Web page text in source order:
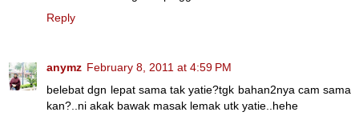
Reply
anymz February 8, 2011 at 4:59 PM
belebat dgn lepat sama tak yatie?tgk bahan2nya cam sama
kan?..ni akak bawak masak lemak utk yatie..hehe